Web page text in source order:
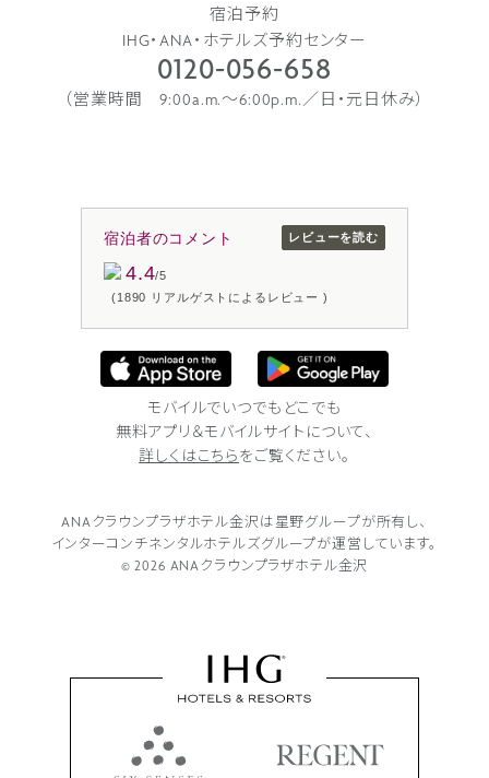
宿泊予約
IHG・ANA・ホテルズ予約センター
0120-056-658
（営業時間 9:00a.m.〜6:00p.m.／日・元日休み）
宿泊者のコメント
4.4/5
(1890 リアルゲストによるレビュー )
レビューを読む
モバイルでいつでもどこでも
無料アプリ＆モバイルサイトについて、
詳しくはこちら をご覧ください。
ANAクラウンプラザホテル金沢は 星野グループが所有し、
インターコンチネンタルホテルズグループが運営しています。
© 2026 ANAクラウンプラザホテル金沢